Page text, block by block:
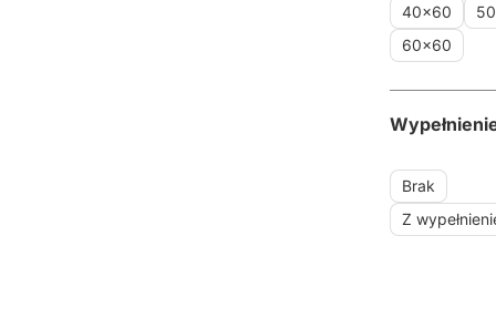
40x60
60x60
Brak
Z